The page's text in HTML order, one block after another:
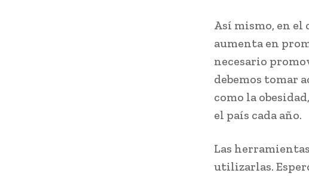
Así mismo, en
aumenta en
necesario
debemos tomar
como la
el país cada año.
Las
utilizarlas.